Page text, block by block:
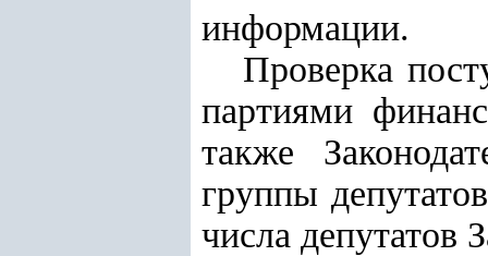
информации.
Проверка
партиями
также
группы
числа депутатов